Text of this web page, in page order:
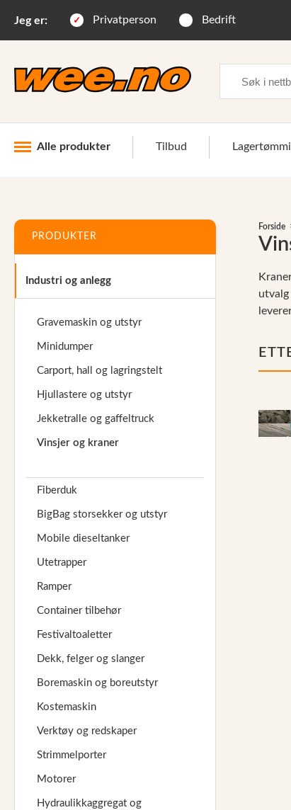
Jeg er: Privatperson Bedrift
Alle produkter Tilbud
Skogsutstyr
Hjem, hage, fritid og sjø
Nye Wee produkter
Tilbud
Lagertømming
Aktuelt
Leasing
PRODUKTER
Industri og anlegg
Gravemaskin og utstyr
Minidumper
Carport, hall og lagringstelt
Hjullastere og utstyr
Jekketralle og gaffeltruck
Vinsjer og kraner
Fiberduk
BigBag storsekker og utstyr
Mobile dieseltanker
Utetrapper
Ramper
Container tilbehør
Festivaltoaletter
Dekk, felger og slanger
Boremaskin og boreutstyr
Kostemaskin
Verktøy og redskaper
Strimmelporter
Motorer
Hydraulikkaggregat og
Forside